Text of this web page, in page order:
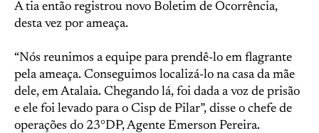
A tia então registrou novo Boletim de Ocorrência,
desta vez por ameaça.
“Nós reunimos a equipe para prendê-lo em flagrante
pela ameaça. Conseguimos localizá-lo na casa da mãe
dele, em Atalaia. Chegando lá, foi dada a voz de prisão
e ele foi levado para o Cisp de Pilar”, disse o chefe de
operações do 23°DP, Agente Emerson Pereira.